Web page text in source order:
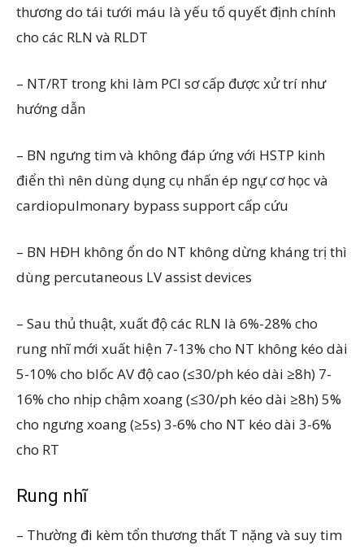
thương do tái tưới máu là yếu tố quyết định chính
cho các RLN và RLDT
– NT/RT trong khi làm PCI sơ cấp được xử trí như
hướng dẫn
– BN ngưng tim và không đáp ứng với HSTP kinh
điển thì nên dùng dụng cụ nhấn ép ngự cơ học và
cardiopulmonary bypass support cấp cứu
– BN HĐH không ổn do NT không dừng kháng trị thì
dùng percutaneous LV assist devices
– Sau thủ thuật, xuất độ các RLN là 6%-28% cho
rung nhĩ mới xuất hiện 7-13% cho NT không kéo dài
5-10% cho blốc AV độ cao (≤30/ph kéo dài ≥8h) 7-
16% cho nhịp chậm xoang (≤30/ph kéo dài ≥8h) 5%
cho ngưng xoang (≥5s) 3-6% cho NT kéo dài 3-6%
cho RT
Rung nhĩ
– Thường đi kèm tổn thương thất T nặng và suy tim